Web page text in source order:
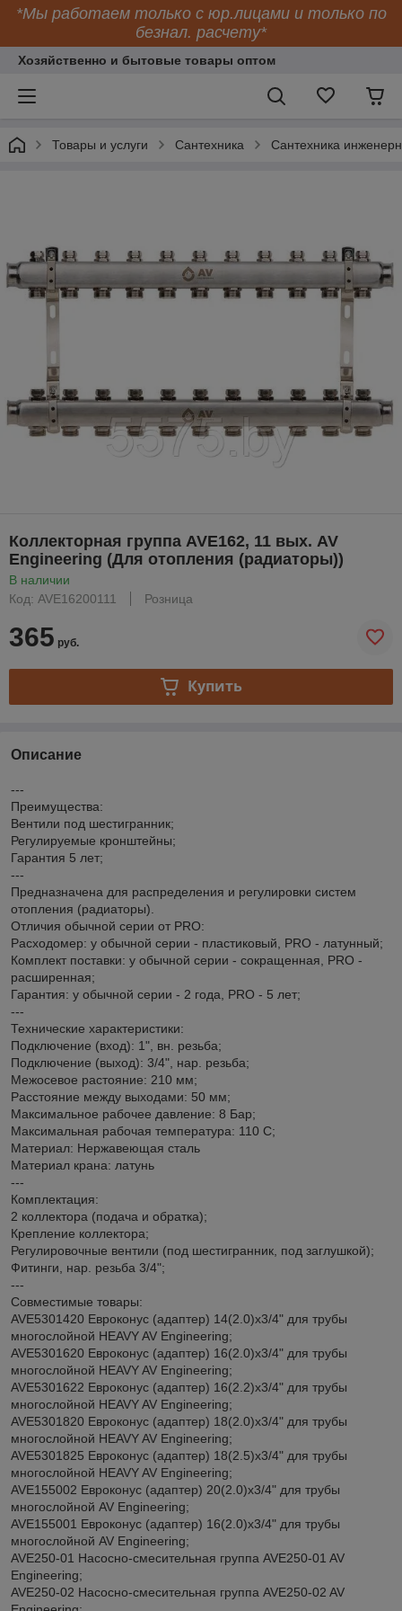
*Мы работаем только с юр.лицами и только по
безнал. расчету*
Хозяйственно и бытовые товары оптом
Товары и услуги Сантехника Сантехника
Коллекторная группа AVE162, 11 вых. AV
Engineering (Для отопления (радиаторы))
В наличии
Код: AVE16200111
Розница
365 руб.
Купить
Описание
---
Преимущества:
Вентили под шестигранник;
Регулируемые кронштейны;
Гарантия 5 лет;
---
Предназначена для распределения и регулировки систем
отопления (радиаторы).
Отличия обычной серии от PRO:
Расходомер: у обычной серии - пластиковый, PRO - латунный;
Комплект поставки: у обычной серии - сокращенная, PRO -
расширенная;
Гарантия: у обычной серии - 2 года, PRO - 5 лет;
---
Технические характеристики:
Подключение (вход): 1", вн. резьба;
Подключение (выход): 3/4", нар. резьба;
Межосевое растояние: 210 мм;
Расстояние между выходами: 50 мм;
Максимальное рабочее давление: 8 Бар;
Максимальная рабочая температура: 110 С;
Материал: Нержавеющая сталь
Материал крана: латунь
---
Комплектация:
2 коллектора (подача и обратка);
Крепление коллектора;
Регулировочные вентили (под шестигранник, под заглушкой);
Фитинги, нар. резьба 3/4";
---
Совместимые товары:
AVE5301420 Евроконус (адаптер) 14(2.0)х3/4" для трубы
многослойной HEAVY AV Engineering;
AVE5301620 Евроконус (адаптер) 16(2.0)х3/4" для трубы
многослойной HEAVY AV Engineering;
AVE5301622 Евроконус (адаптер) 16(2.2)х3/4" для трубы
многослойной HEAVY AV Engineering;
AVE5301820 Евроконус (адаптер) 18(2.0)х3/4" для трубы
многослойной HEAVY AV Engineering;
AVE5301825 Евроконус (адаптер) 18(2.5)х3/4" для трубы
многослойной HEAVY AV Engineering;
AVE155002 Евроконус (адаптер) 20(2.0)х3/4" для трубы
многослойной AV Engineering;
AVE155001 Евроконус (адаптер) 16(2.0)х3/4" для трубы
многослойной AV Engineering;
AVE250-01 Насосно-смесительная группа AVE250-01 AV
Engineering;
AVE250-02 Насосно-смесительная группа AVE250-02 AV